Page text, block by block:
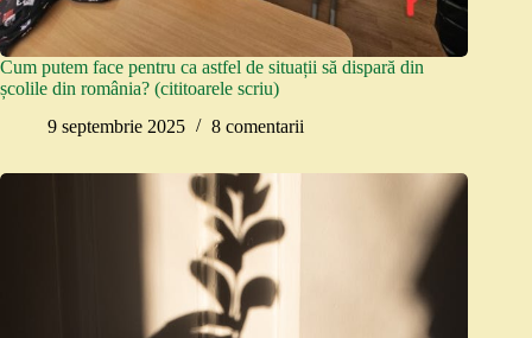
Cum putem face pentru ca astfel de situații să dispară din
școlile din românia? (cititoarele scriu)
9 septembrie 2025
8 comentarii